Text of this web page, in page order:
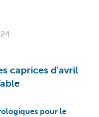
caprices d'avril
pour le